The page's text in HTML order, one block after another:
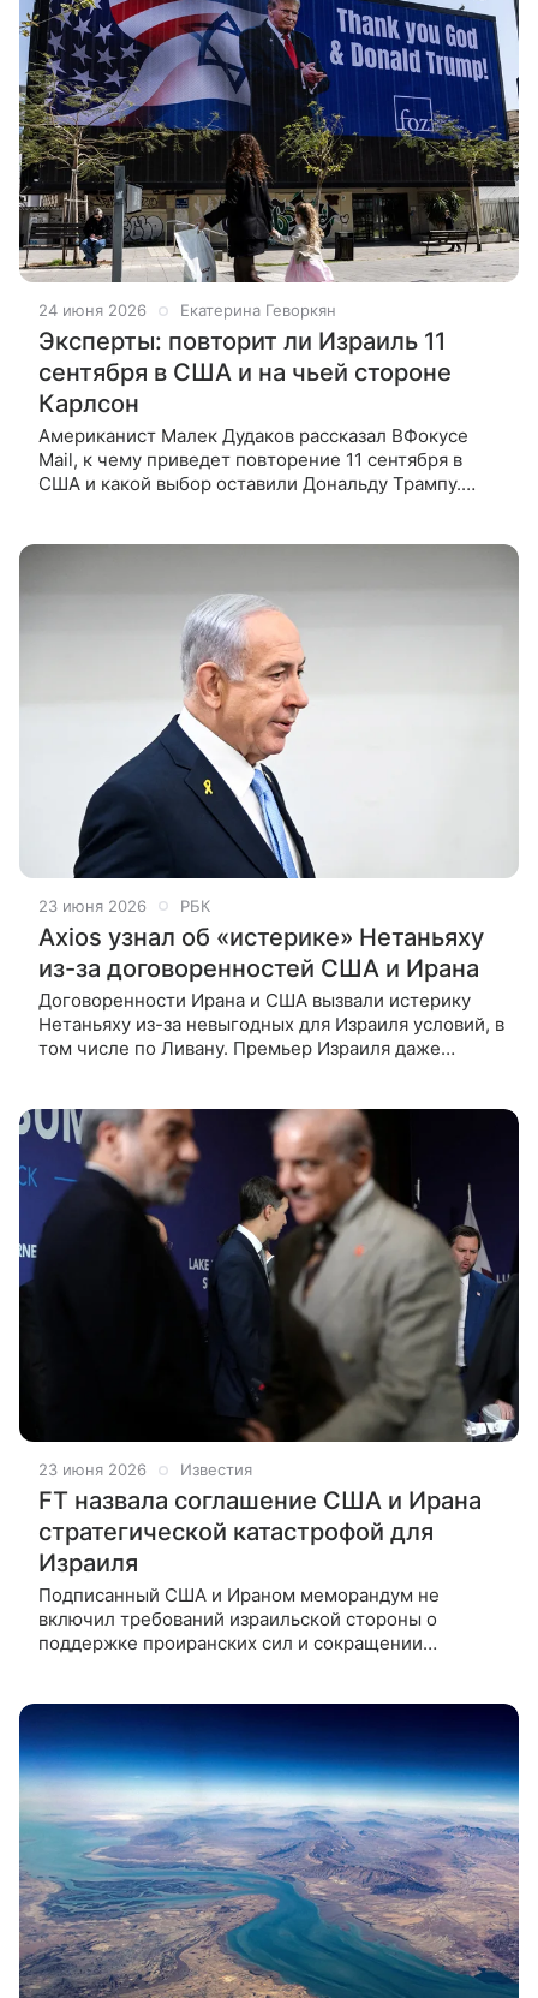
24 июня 2026 Екатерина Геворкян
Эксперты: повторит ли Израиль 11
сентября в США и на чьей стороне
Карлсон
Американист Малек Дудаков рассказал ВФокусе
Mail, к чему приведет повторение 11 сентября в
США и какой выбор оставили Дональду Трампу.
23 июня 2026 РБК
Axios узнал об «истерике» Нетаньяху
из-за договоренностей США и Ирана
Договоренности Ирана и США вызвали истерику
Нетаньяху из-за невыгодных для Израиля условий, в
том числе по Ливану. Премьер Израиля даже
23 июня 2026 Известия
FT назвала соглашение США и Ирана
стратегической катастрофой для
Израиля
Подписанный США и Ираном меморандум не
включил требований израильской стороны о
поддержке проиранских сил и сокращении